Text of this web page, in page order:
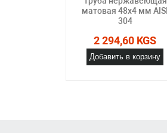
матовая 48х4 мм AISI
304
2 294,60 KGS
Добавить в корзину